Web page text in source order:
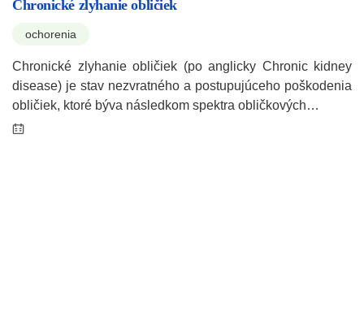
Chronické zlyhanie obličiek
ochorenia
Chronické zlyhanie obličiek (po anglicky Chronic kidney
disease) je stav nezvratného a postupujúceho poškodenia
obličiek, ktoré býva následkom spektra obličkových…